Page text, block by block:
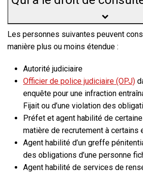
Les personnes suivantes peuvent
manière plus ou moins étendue :
Autorité judiciaire
Officier de police judiciaire (OPJ)
enquête pour une infraction
Fijait ou d’une violation des
Préfet et agent habilité de
matière de recrutement à certains
Agent habilité d’un greffe
des obligations d’une personne
Agent habilité de services de